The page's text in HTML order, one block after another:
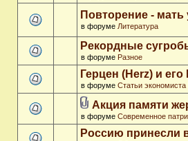
Повторение - мать
в форуме Литература
Рекордные
в форуме Разное
Герцен (Herz) и
в форуме Статьи
Акция памяти
в форуме Современное
Россию принесли